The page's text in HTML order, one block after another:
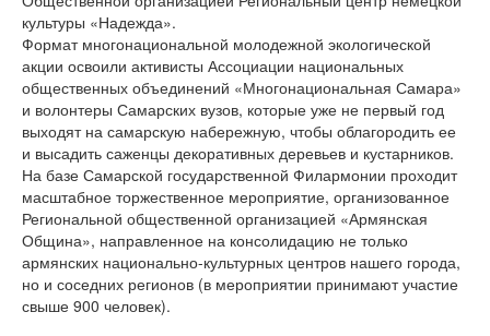
культуры «Надежда».
Формат многонациональной молодежной экологической
акции освоили активисты Ассоциации национальных
общественных объединений «Многонациональная Самара»
и волонтеры Самарских вузов, которые уже не первый год
выходят на самарскую набережную, чтобы облагородить ее
и высадить саженцы декоративных деревьев и кустарников.
На базе Самарской государственной Филармонии проходит
масштабное торжественное мероприятие, организованное
Региональной общественной организацией «Армянская
Община», направленное на консолидацию не только
армянских национально-культурных центров нашего города,
но и соседних регионов (в мероприятии принимают участие
свыше 900 человек).